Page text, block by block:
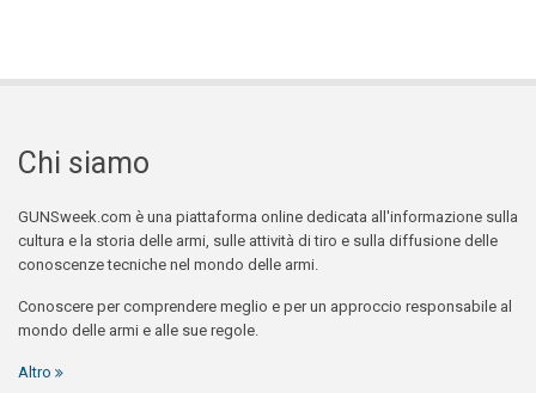
Chi siamo
GUNSweek.com è una piattaforma online dedicata all'informazione sulla
cultura e la storia delle armi, sulle attività di tiro e sulla diffusione delle
conoscenze tecniche nel mondo delle armi.
Conoscere per comprendere meglio e per un approccio responsabile al
mondo delle armi e alle sue regole.
Altro